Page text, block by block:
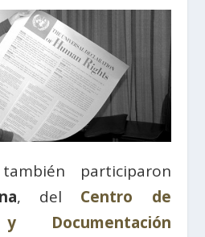
participaron
, del Centro de
Documentación